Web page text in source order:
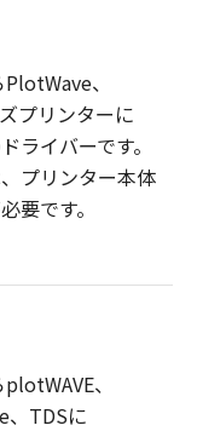
、
プリンターに
イバーです。
プリンター本体
要です。
、
、TDSに